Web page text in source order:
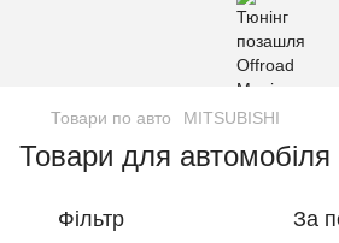
Товари по авто MITSUBISHI
Товари для
Фільтр За